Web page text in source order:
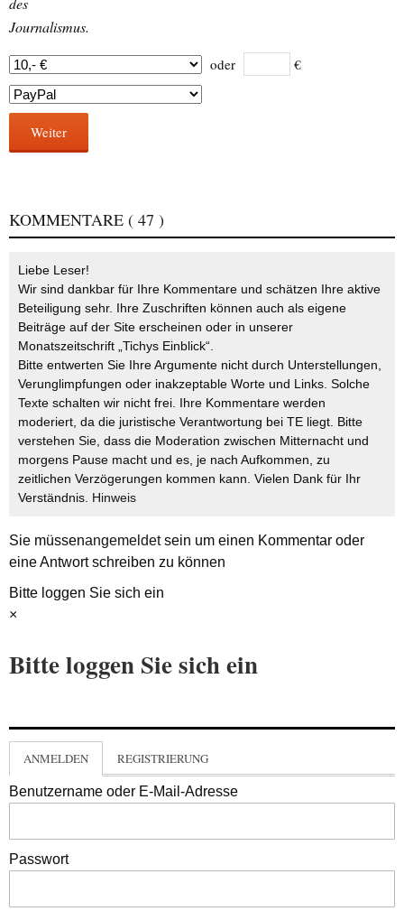
Journalismus.
oder €
Weiter
KOMMENTARE ( 47 )
Liebe Leser!
Wir sind dankbar für Ihre Kommentare und schätzen Ihre aktive
Beteiligung sehr. Ihre Zuschriften können auch als eigene
Beiträge auf der Site erscheinen oder in unserer
Monatszeitschrift „Tichys Einblick“.
Bitte entwerten Sie Ihre Argumente nicht durch Unterstellungen,
Verunglimpfungen oder inakzeptable Worte und Links. Solche
Texte schalten wir nicht frei. Ihre Kommentare werden
moderiert, da die juristische Verantwortung bei TE liegt. Bitte
verstehen Sie, dass die Moderation zwischen Mitternacht und
morgens Pause macht und es, je nach Aufkommen, zu
zeitlichen Verzögerungen kommen kann. Vielen Dank für Ihr
Verständnis. Hinweis
Sie müssenangemeldetsein um einen Kommentar oder
eine Antwort schreiben zu können
Bitte loggen Sie sich ein
×
Bitte loggen Sie sich ein
ANMELDEN REGISTRIERUNG
Benutzername oder E-Mail-Adresse
Passwort